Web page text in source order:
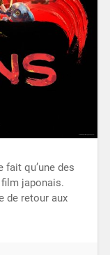
qu’une des
japonais.
de retour aux